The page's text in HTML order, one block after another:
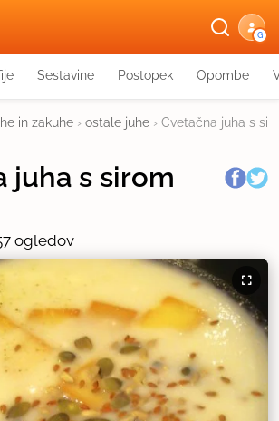
G
Sestavine Postopek Opombe
in zakuhe › ostale juhe › Cvetačna juha s
juha s sirom
ogledov